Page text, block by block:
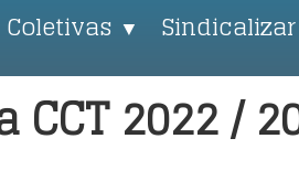
▼ Sindicalizar
2022 /